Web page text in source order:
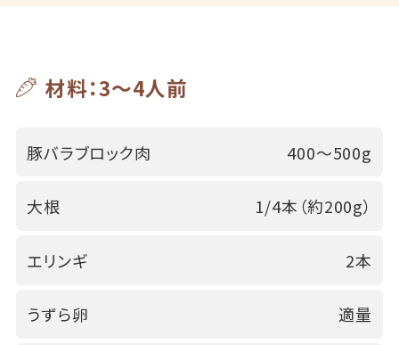
材料：3～4人前
豚バラブロック肉 400～500g
大根 1/4本（約200g）
エリンギ 2本
うずら卵 適量